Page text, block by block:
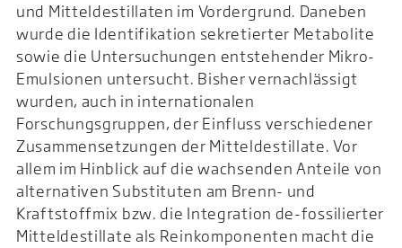
und Mitteldestillaten im Vordergrund. Daneben
wurde die Identifikation sekretierter Metabolite
sowie die Untersuchungen entstehender Mikro-
Emulsionen untersucht. Bisher vernachlässigt
wurden, auch in internationalen
Forschungsgruppen, der Einfluss verschiedener
Zusammensetzungen der Mitteldestillate. Vor
allem im Hinblick auf die wachsenden Anteile von
alternativen Substituten am Brenn- und
Kraftstoffmix bzw. die Integration de-fossilierter
Mitteldestillate als Reinkomponenten macht die